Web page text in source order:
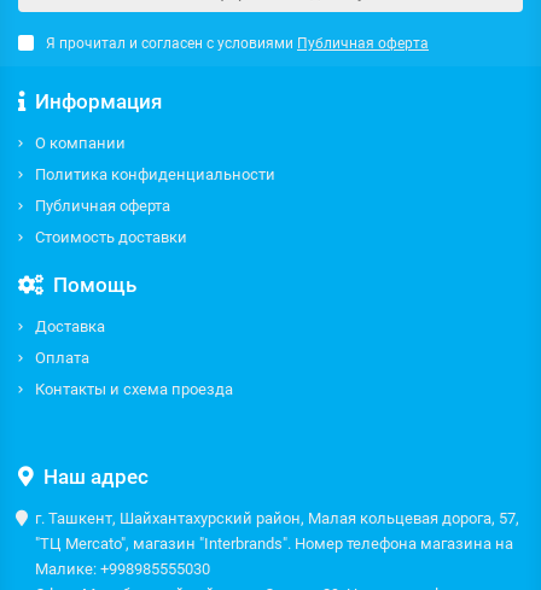
Я прочитал и согласен с условиями Публичная оферта
Информация
О компании
Политика конфиденциальности
Публичная оферта
Стоимость доставки
Помощь
Доставка
Оплата
Контакты и схема проезда
Наш адрес
г. Ташкент, Шайхантахурский район, Малая кольцевая дорога, 57,
"ТЦ Mercato", магазин "Interbrands". Номер телефона магазина на
Малике: +998985555030